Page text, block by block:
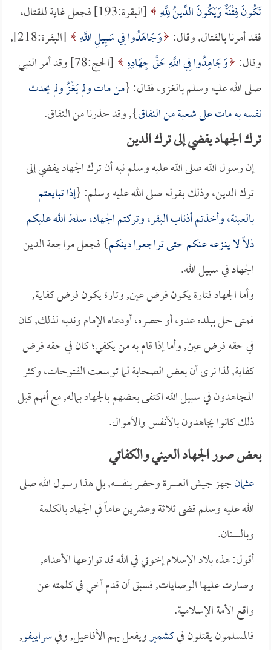
تَكُونَ فِتْنَةٌ وَيَكُونَ الدِّينُ لِلَّهِ
[البقرة:193] فجعل غاية للقتال،
فقد أمرنا بالقتال, وقال: وَجَاهَدُوا فِي سَبِيلِ اللَّهِ
[البقرة:218],
وقال: وَجَاهِدُوا فِي اللَّهِ حَقَّ جِهَادِهِ
[الحج:78] وقد أمر النبي
صلى الله عليه وسلم بالغزو، فقال: {من مات ولم يَغْزُ ولم يحدث
نفسه به مات على شعبة من النفاق}, وقد حذرنا من النفاق.
ترك الجهاد يفضي إلى ترك الدين
إن رسول الله صلى الله عليه وسلم نبه أن ترك الجهاد يفضي إلى
ترك الدين، وذلك بقوله صلى الله عليه وسلم: {إذا تبايعتم
بالعينة، وأخذتم أذناب البقر، وتركتم الجهاد، سلط الله عليكم
ذلاً لا ينـزعه عنكم حتى تراجعوا دينكم} فجعل مراجعة الدين
الجهاد في سبيل الله.
وأما الجهاد فتارة يكون فرض عين, وتارة يكون فرض كفاية,
فمتى حل ببلده عدو، أو حصره، أودعاه الإمام وندبه لذلك, كان
في حقه فرض عين, وأما إذا قام به من يكفي؛ كان في حقه فرض
كفاية, لذا نرى أن بعض الصحابة لما توسعت الفتوحات، وكثر
المجاهدون في سبيل الله اكتفى بعضهم بالجهاد بماله, مع أنهم قبل
ذلك كانوا يجاهدون بالأنفس والأموال.
بعض صور الجهاد العيني والكفائي
عثمانجهز جيش العسرة وحضر بنفسه, بل هذا رسول الله صلى
الله عليه وسلم قضى ثلاثة وعشرين عاماً في الجهاد بالكلمة
وبالسنان.
أقول: هذه بلاد الإسلام إخوتي في الله قد توازعها الأعداء,
وصارت عليها الوصايات, فسبق أن قدم أخي في كلمته عن
واقع الأمة الإسلامية.
فالمسلمون يقتلون فيكشميرويفعل بهم الأفاعيل, وفيسراييفو,